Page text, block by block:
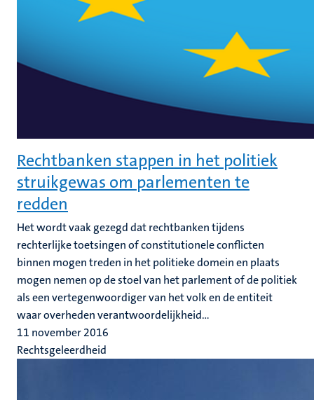
Rechtbanken stappen in het politiek
struikgewas om parlementen te
redden
Het wordt vaak gezegd dat rechtbanken tijdens
rechterlijke toetsingen of constitutionele conflicten
binnen mogen treden in het politieke domein en plaats
mogen nemen op de stoel van het parlement of de politiek
als een vertegenwoordiger van het volk en de entiteit
waar overheden verantwoordelijkheid...
11 november 2016
Rechtsgeleerdheid